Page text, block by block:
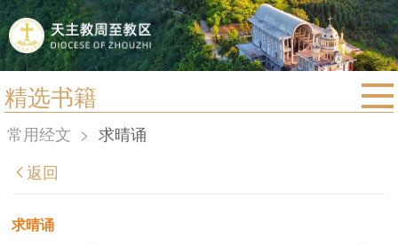
精选书籍
首页
宗教法规
教区简介
常用经文 > 求晴诵
返回
求晴诵